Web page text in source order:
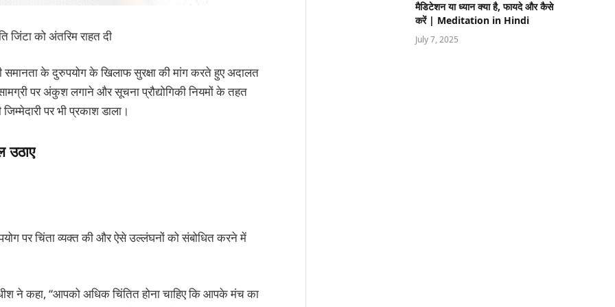
जिंटा को अंतरिम राहत दी
के दुरुपयोग के खिलाफ सुरक्षा की मांग करते हुए अदालत
पर अंकुश लगाने और सूचना प्रौद्योगिकी नियमों के तहत
पर भी प्रकाश डाला।
उठाए
पर चिंता व्यक्त की और ऐसे उल्लंघनों को संबोधित करने में
ने कहा, “आपको अधिक चिंतित होना चाहिए कि आपके मंच का
मैडिटेशन या ध्यान क्या है, फायदे और कैसे
करें | Meditation in Hindi
July 7, 2025